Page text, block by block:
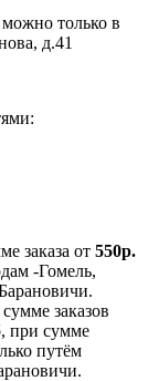
только в
д.41
заказа от 550р.
-Гомель,
заказов
, при сумме
путём